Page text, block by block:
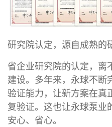
研究院认定，源自成熟的
省企业研究院的认定，离
建设。多年来，永球不断
验证能力，让新方案在真
复验证。这也让永球泵业
安心、省心。